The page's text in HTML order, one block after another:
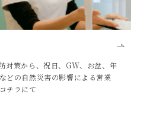
対策から、祝日、GW、お盆、年
どの自然災害の影響による営業
チラにて